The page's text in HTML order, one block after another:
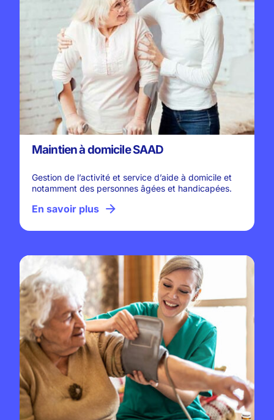
Maintien à domicile SAAD
Gestion de l’activité et service d’aide à domicile et
notamment des personnes âgées et handicapées.
En savoir plus